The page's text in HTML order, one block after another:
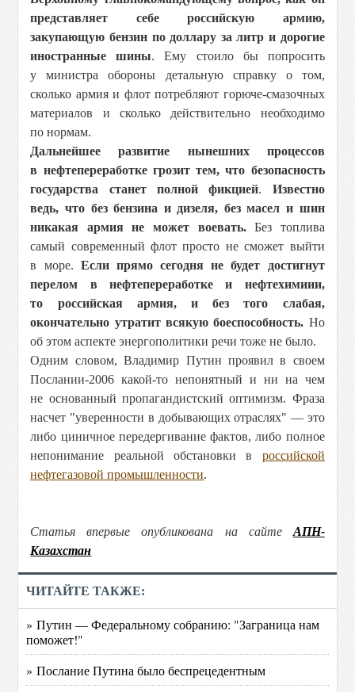
представляет себе российскую армию,
закупающую бензин по доллару за литр и дорогие
иностранные шины. Ему стоило бы попросить
у министра обороны детальную справку о том,
сколько армия и флот потребляют горюче-смазочных
материалов и сколько действительно необходимо
по нормам.
Дальнейшее развитие нынешних процессов
в нефтепереработке грозит тем, что безопасность
государства станет полной фикцией. Известно
ведь, что без бензина и дизеля, без масел и шин
никакая армия не может воевать.Без топлива
самый современный флот просто не сможет выйти
в море. Если прямо сегодня не будет достигнут
перелом в нефтепереработке и нефтехимиии,
то российская армия, и без того слабая,
окончательно утратит всякую боеспособность. Но
об этом аспекте энергополитики речи тоже не было.
Одним словом, Владимир Путин проявил в своем
Послании-2006 какой-то непонятный и ни на чем
не основанный пропагандистский оптимизм. Фраза
насчет "уверенности в добывающих отраслях" — это
либо циничное передергивание фактов, либо полное
непонимание реальной обстановки в российской
нефтегазовой промышленности.
Статья впервые опубликована на сайте АПН-
Казахстан
ЧИТАЙТЕ ТАКЖЕ:
» Путин — Федеральному собранию: "Заграница нам
поможет!"
» Послание Путина было беспрецедентным